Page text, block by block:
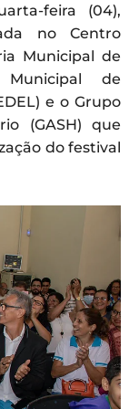
feira (04),
no Centro
Municipal de
Municipal de
e o Grupo
(GASH) que
do festival